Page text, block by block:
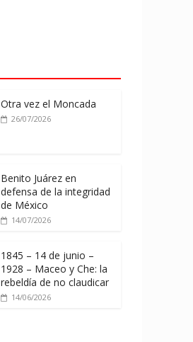
Otra vez el Moncada
26/07/2026
Benito Juárez en
defensa de la integridad
de México
14/07/2026
1845 – 14 de junio –
1928 – Maceo y Che: la
rebeldía de no claudicar
14/06/2026